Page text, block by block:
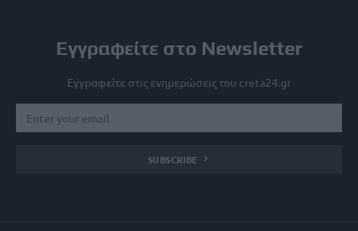
Εγγραφείτε στο Newsletter
Εγγραφείτε στις ενημερώσεις του creta24.gr
SUBSCRIBE